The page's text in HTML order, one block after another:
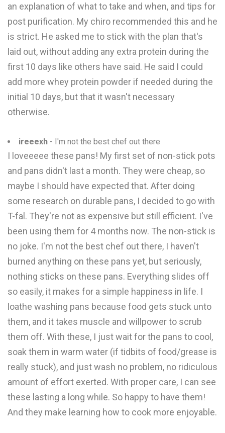
an explanation of what to take and when, and tips for
post purification. My chiro recommended this and he
is strict. He asked me to stick with the plan that's
laid out, without adding any extra protein during the
first 10 days like others have said. He said I could
add more whey protein powder if needed during the
initial 10 days, but that it wasn't necessary
otherwise.
ireeexh - I'm not the best chef out there
I loveeeee these pans! My first set of non-stick pots
and pans didn't last a month. They were cheap, so
maybe I should have expected that. After doing
some research on durable pans, I decided to go with
T-fal. They're not as expensive but still efficient. I've
been using them for 4 months now. The non-stick is
no joke. I'm not the best chef out there, I haven't
burned anything on these pans yet, but seriously,
nothing sticks on these pans. Everything slides off
so easily, it makes for a simple happiness in life. I
loathe washing pans because food gets stuck unto
them, and it takes muscle and willpower to scrub
them off. With these, I just wait for the pans to cool,
soak them in warm water (if tidbits of food/grease is
really stuck), and just wash no problem, no ridiculous
amount of effort exerted. With proper care, I can see
these lasting a long while. So happy to have them!
And they make learning how to cook more enjoyable.